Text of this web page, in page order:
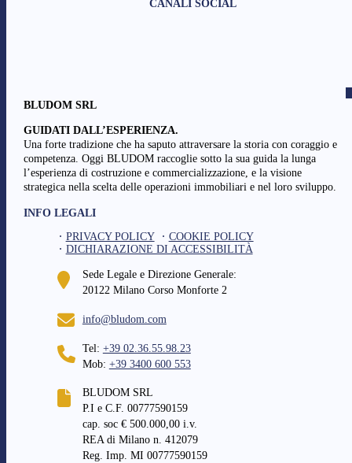
CANALI SOCIAL
BLUDOM SRL
GUIDATI DALL’ESPERIENZA.
Una forte tradizione che ha saputo attraversare la storia con coraggio e
competenza. Oggi BLUDOM raccoglie sotto la sua guida la lunga
l’esperienza di costruzione e commercializzazione, e la visione
strategica nella scelta delle operazioni immobiliari e nel loro sviluppo.
INFO LEGALI
PRIVACY POLICY
COOKIE POLICY
DICHIARAZIONE DI ACCESSIBILITÀ
Sede Legale e Direzione Generale:
20122 Milano Corso Monforte 2
info@bludom.com
Tel: +39 02.36.55.98.23
Mob: +39 3400 600 553
BLUDOM SRL
P.I e C.F. 00777590159
cap. soc € 500.000,00 i.v.
REA di Milano n. 412079
Reg. Imp. MI 00777590159